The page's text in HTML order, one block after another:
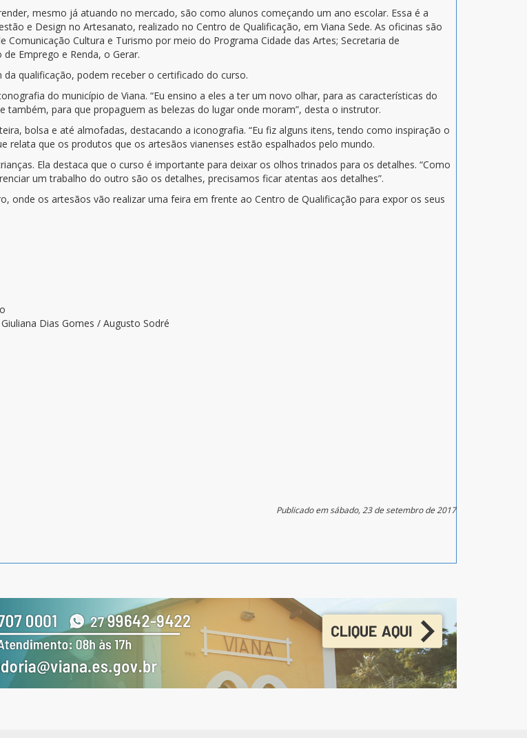
mesmo já atuando no mercado, são como alunos começando um ano escolar. Essa é a
e Design no Artesanato, realizado no Centro de Qualificação, em Viana Sede. As oficinas são
Cultura e Turismo por meio do Programa Cidade das Artes; Secretaria de
Emprego e Renda, o Gerar.
qualificação, podem receber o certificado do curso.
do município de Viana. “Eu ensino a eles a ter um novo olhar, para as características do
para que propaguem as belezas do lugar onde moram”, desta o instrutor.
bolsa e até almofadas, destacando a iconografia. “Eu fiz alguns itens, tendo como inspiração o
relata que os produtos que os artesãos vianenses estão espalhados pelo mundo.
Ela destaca que o curso é importante para deixar os olhos trinados para os detalhes. “Como
um trabalho do outro são os detalhes, precisamos ficar atentas aos detalhes”.
onde os artesãos vão realizar uma feira em frente ao Centro de Qualificação para expor os seus
Dias Gomes / Augusto Sodré
Publicado em sábado, 23 de setembro de 2017